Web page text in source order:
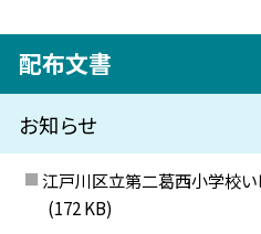
配布文書
お知らせ
江戸川区立第二葛西小学校
(172 KB)